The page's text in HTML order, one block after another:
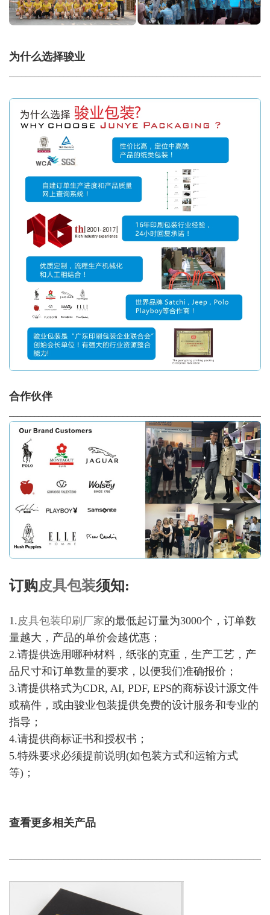
为什么选择骏业
合作伙伴
订购皮具包装须知:
1.皮具包装印刷厂家的最低起订量为3000个，订单数
量越大，产品的单价会越优惠；
2.请提供选用哪种材料，纸张的克重，生产工艺，产
品尺寸和订单数量的要求，以便我们准确报价；
3.请提供格式为CDR, AI, PDF, EPS的商标设计源文件
或稿件，或由骏业包装提供免费的设计服务和专业的
指导；
4.请提供商标证书和授权书；
5.特殊要求必须提前说明(如包装方式和运输方式
等)；
查看更多相关产品